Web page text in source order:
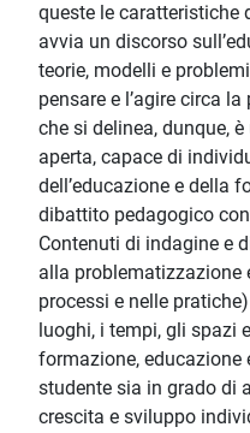
queste le caratteristiche
avvia un discorso
teorie, modelli e
pensare e l’agire circa
che si delinea, dunque,
aperta, capace di
dell’educazione e della
dibattito pedagogico
Contenuti di indagine e
alla problematizzazione
processi e nelle
luoghi, i tempi, gli spazi
formazione, educazione
studente sia in grado di
crescita e sviluppo